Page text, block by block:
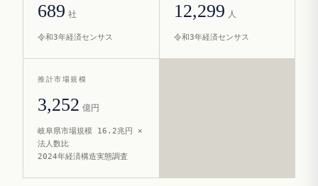
689 社
令和3年経済センサス
12,299 人
令和3年経済センサス
推計市場規模
3,252 億円
岐阜県市場規模 16.2兆円 ×
法人数比
2024年経済構造実態調査